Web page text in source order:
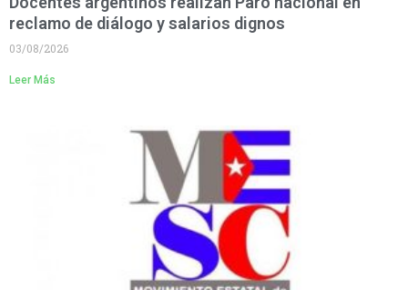
reclamo de diálogo y salarios dignos
03/08/2026
Leer Más